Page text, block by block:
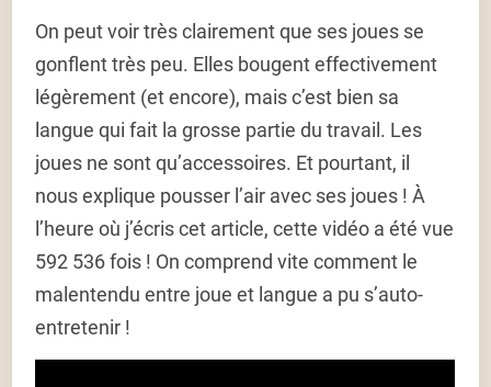
On peut voir très clairement que ses joues se
gonflent très peu. Elles bougent effectivement
légèrement (et encore), mais c’est bien sa
langue qui fait la grosse partie du travail. Les
joues ne sont qu’accessoires. Et pourtant, il
nous explique pousser l’air avec ses joues ! À
l’heure où j’écris cet article, cette vidéo a été vue
592 536 fois ! On comprend vite comment le
malentendu entre joue et langue a pu s’auto-
entretenir !